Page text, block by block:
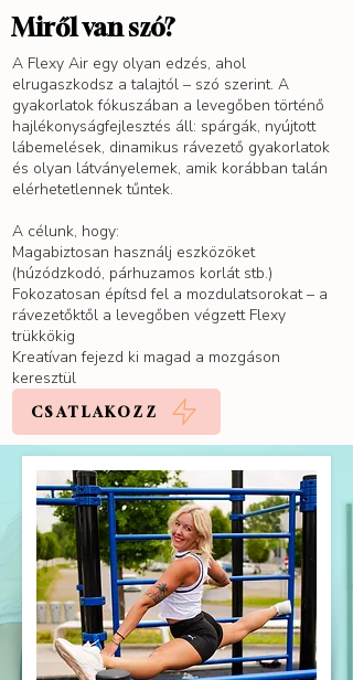
Miről van szó?
A Flexy Air egy olyan edzés, ahol
elrugaszkodsz a talajtól – szó szerint. A
gyakorlatok fókuszában a levegőben történő
hajlékonyságfejlesztés áll: spárgák, nyújtott
lábemelések, dinamikus rávezető gyakorlatok
és olyan látványelemek, amik korábban talán
elérhetetlennek tűntek.
A célunk, hogy:
Magabiztosan használj eszközöket
(húzódzkodó, párhuzamos korlát stb.)
Fokozatosan építsd fel a mozdulatsorokat – a
rávezetőktől a levegőben végzett Flexy
trükkökig
Kreatívan fejezd ki magad a mozgáson
keresztül
CSATLAKOZZ